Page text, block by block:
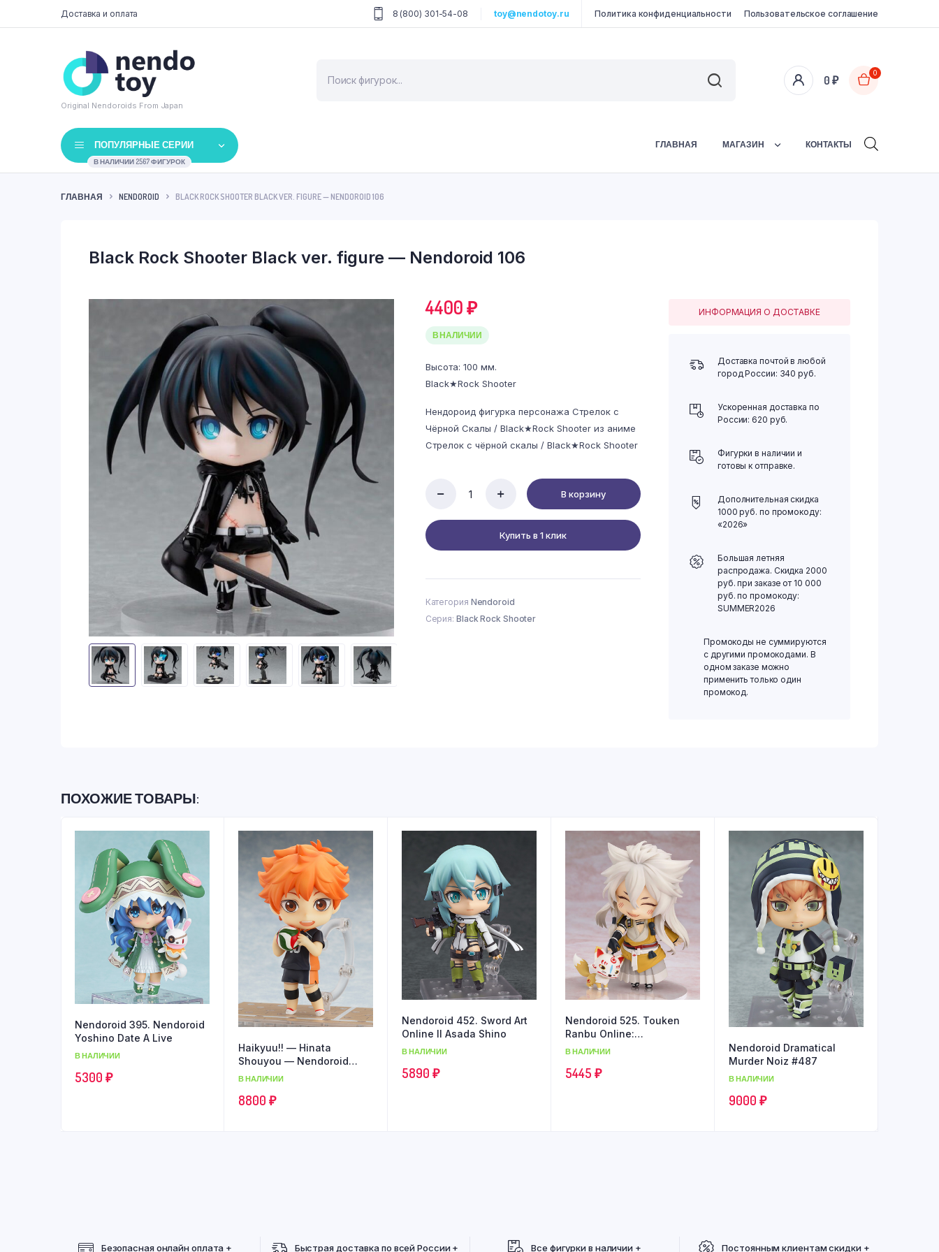
Доставка и оплата 8 (800) 301-54-08 toy@nendotoy.ru Политика конфиденциальности Пользовательское соглашение
Original Nendoroids From Japan
товаров
0₽
0
ПОПУЛЯРНЫЕ СЕРИИ
В НАЛИЧИИ 2567 ФИГУРОК
ГЛАВНАЯ МАГАЗИН КОНТАКТЫ
ГЛАВНАЯ NENDOROID BLACK ROCK SHOOTER BLACK VER. FIGURE — NENDOROID 106
Black Rock Shooter Black ver. figure — Nendoroid 106
4400₽
В НАЛИЧИИ
Высота: 100 мм.
Black★Rock Shooter
Нендороид фигурка персонажа Стрелок с
Чёрной Скалы / Black★Rock Shooter из аниме
Стрелок с чёрной скалы / Black★Rock Shooter
Shooter
Black
ver.
-
106
quantity
В корзину
Купить в 1 клик
Категория Nendoroid
Серия: Black Rock Shooter
ИНФОРМАЦИЯ О ДОСТАВКЕ
Доставка почтой в любой
город России: 340 руб.
Ускоренная доставка по
России: 620 руб.
Фигурки в наличии и
готовы к отправке.
Дополнительная скидка
1000 руб. по промокоду:
«2026»
Большая летняя
распродажа. Скидка 2000
руб. при заказе от 10 000
руб. по промокоду:
SUMMER2026
Промокоды не суммируются
с другими промокодами. В
одном заказе можно
применить только один
промокод.
ПОХОЖИЕ ТОВАРЫ:
Nendoroid 395. Nendoroid
Yoshino Date A Live
В НАЛИЧИИ
5300 ₽
Haikyuu!! — Hinata
Shouyou — Nendoroid
#461
В НАЛИЧИИ
8800 ₽
Nendoroid 452. Sword Art
Online II Asada Shino
В НАЛИЧИИ
5890 ₽
Nendoroid 525. Touken
Ranbu Online:
Kogitsunemaru
В НАЛИЧИИ
5445 ₽
Nendoroid Dramatical
Murder Noiz #487
В НАЛИЧИИ
9000 ₽
Безопасная онлайн оплата + Быстрая доставка по всей России + Все фигурки в наличии + Постоянным клиентам скидки +